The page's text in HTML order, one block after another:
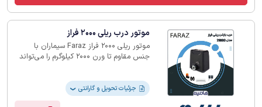
موتور درب ریلی 2000 فراز
موتور ریلی 2000 فراز ‏Faraz‏ سیماران با
جنس مقاوم تا ورن 2000 کیلوگرم را می‌تواند
پذیر می‌گردد.‏
جزئیات تحویل و گارانتی ❯